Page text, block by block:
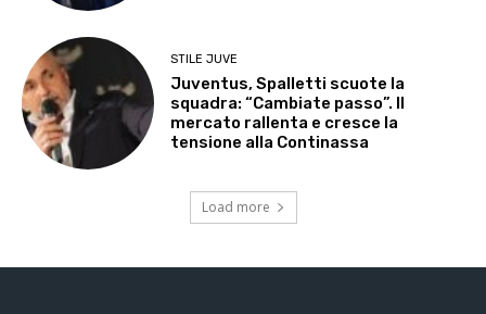
STILE JUVE
Juventus, Spalletti scuote la
squadra: “Cambiate passo”. Il
mercato rallenta e cresce la
tensione alla Continassa
Load more